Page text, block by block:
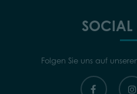
Folgen Sie uns auf